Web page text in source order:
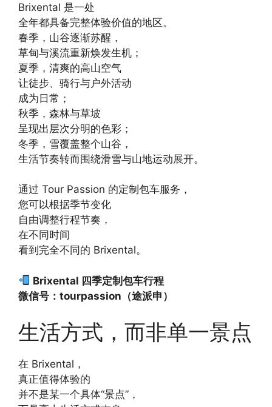
Brixental 是一处
全年都具备完整体验价值的地区。
春季，山谷逐渐苏醒，
草甸与溪流重新焕发生机；
夏季，清爽的高山空气
让徒步、骑行与户外活动
成为日常；
秋季，森林与草坡
呈现出层次分明的色彩；
冬季，雪覆盖整个山谷，
生活节奏转而围绕滑雪与山地运动展开。
通过 Tour Passion 的定制包车服务，
您可以根据季节变化
自由调整行程节奏，
在不同时间
看到完全不同的 Brixental。
Brixental 四季定制包车行程
微信号：tourpassion（途派申）
生活方式，而非单一景点
在 Brixental，
真正值得体验的
并不是某一个具体“景点”，